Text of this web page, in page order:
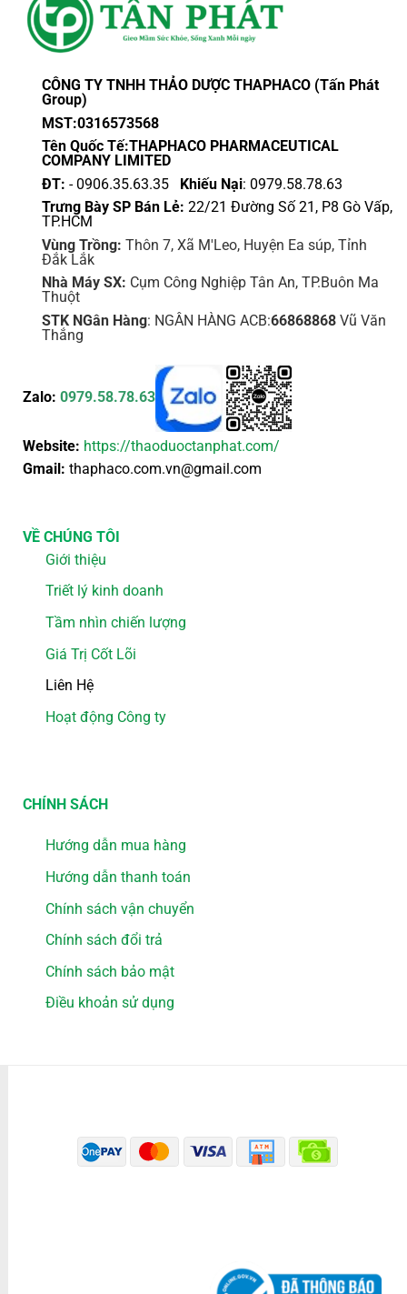
CÔNG TY TNHH THẢO DƯỢC THAPHACO (Tấn Phát
Group)
MST:0316573568
Tên Quốc Tế:THAPHACO PHARMACEUTICAL
COMPANY LIMITED
ĐT: - 0906.35.63.35 Khiếu Nại: 0979.58.78.63
Trưng Bày SP Bán Lẻ: 22/21 Đường Số 21, P8 Gò Vấp,
TP.HCM
Vùng Trồng: Thôn 7, Xã M'Leo, Huyện Ea súp, Tỉnh
Đắk Lắk
Nhà Máy SX: Cụm Công Nghiệp Tân An, TP.Buôn Ma
Thuột
STK NGân Hàng: NGÂN HÀNG ACB:66868868Vũ Văn
Thắng
Zalo: 0979.58.78.63
Website: https://thaoduoctanphat.com/
Gmail: thaphaco.com.vn@gmail.com
VỀ CHÚNG TÔI
Giới thiệu
Triết lý kinh doanh
Tầm nhìn chiến lượng
Giá Trị Cốt Lõi
Liên Hệ
Hoạt động Công ty
CHÍNH SÁCH
Hướng dẫn mua hàng
Hướng dẫn thanh toán
Chính sách vận chuyển
Chính sách đổi trả
Chính sách bảo mật
Điều khoản sử dụng